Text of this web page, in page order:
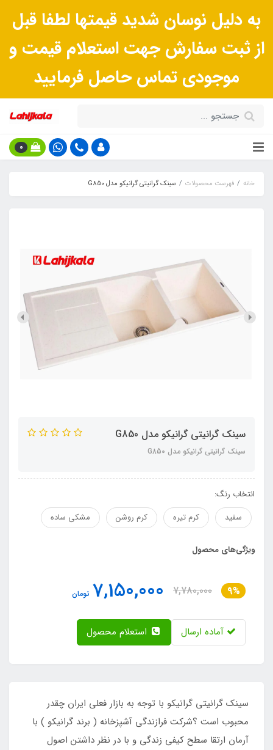
به دلیل نوسان شدید قیمتها لطفا قبل
از ثبت سفارش جهت استعلام قیمت و
موجودی تماس حاصل فرمایید
0
خانه فهرست محصولات سینک گرانیتی گرانیکو مدل G850
سینک گرانیتی گرانیکو مدل G850
سینک گرانیتی گرانیکو مدل G850
انتخاب رنگ:
سفید
کرم تیره کرم روشن مشکی ساده
ویژگی‌های محصول
9%
7,780,000
7,150,000 تومان
آماده ارسال
سینک گرانیتی گرانیکو با توجه به بازار فعلی ایران چقدر
محبوب است ؟شرکت فرازندگی آشپزخانه ( برند گرانیکو ) با
آرمان ارتقا سطح کیفی زندگی و با در نظر داشتن اصول